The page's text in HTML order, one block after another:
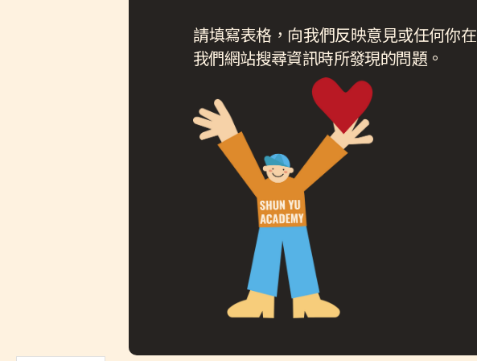
請填寫表格，向我們反映意見或任何你在
我們網站搜尋資訊時所發現的問題。